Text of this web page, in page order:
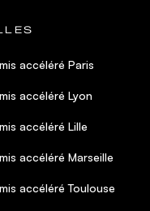
accéléré Paris
accéléré Lyon
accéléré Lille
accéléré Marseille
accéléré Toulouse